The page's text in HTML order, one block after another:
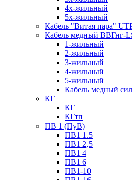
4х-жильный
5х-жильный
Кабель "Витая пара"
Кабель медный ВВГнг-
1-жильный
2-жильный
3-жильный
4-жильный
5-жильный
Кабель медный
КГ
КГ
КГтп
ПВ 1 (ПуВ)
ПВ1 1.5
ПВ1 2,5
ПВ1 4
ПВ1 6
ПВ1-10